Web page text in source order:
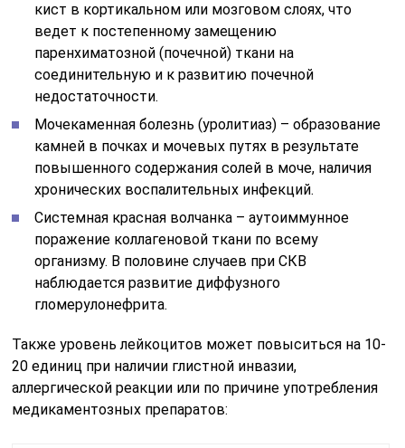
кист в кортикальном или мозговом слоях, что
ведет к постепенному замещению
паренхиматозной (почечной) ткани на
соединительную и к развитию почечной
недостаточности.
Мочекаменная болезнь (уролитиаз) – образование
камней в почках и мочевых путях в результате
повышенного содержания солей в моче, наличия
хронических воспалительных инфекций.
Системная красная волчанка – аутоиммунное
поражение коллагеновой ткани по всему
организму. В половине случаев при СКВ
наблюдается развитие диффузного
гломерулонефрита.
Также уровень лейкоцитов может повыситься на 10-
20 единиц при наличии глистной инвазии,
аллергической реакции или по причине употребления
медикаментозных препаратов: